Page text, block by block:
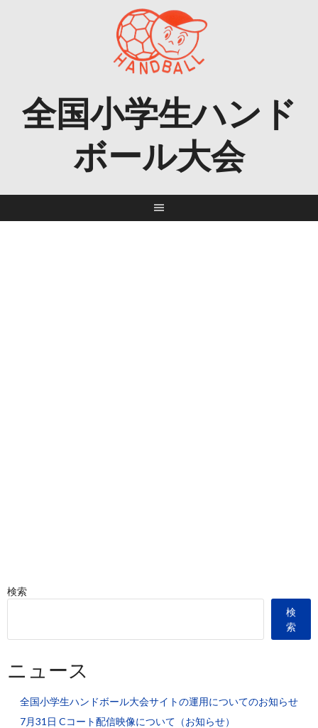
全国小学生ハンド
ボール大会
検索
検
索
ニュース
全国小学生ハンドボール大会サイトの運用についてのお知らせ
7月31日 Cコート配信映像について（お知らせ）